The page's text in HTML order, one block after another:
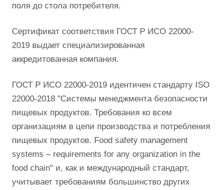
поля до стола потребителя.
Сертификат соответствия ГОСТ Р ИСО 22000-
2019 выдает специализированная
аккредитованная компания.
ГОСТ Р ИСО 22000-2019 идентичен стандарту ISO
22000-2018 "Системы менеджмента безопасности
пищевых продуктов. Требования ко всем
организациям в цепи производства и потребления
пищевых продуктов. Food safety management
systems – requirements for any organization in the
food chain" и, как и международный стандарт,
учитывает требованиям большинство других